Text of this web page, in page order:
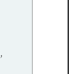
,